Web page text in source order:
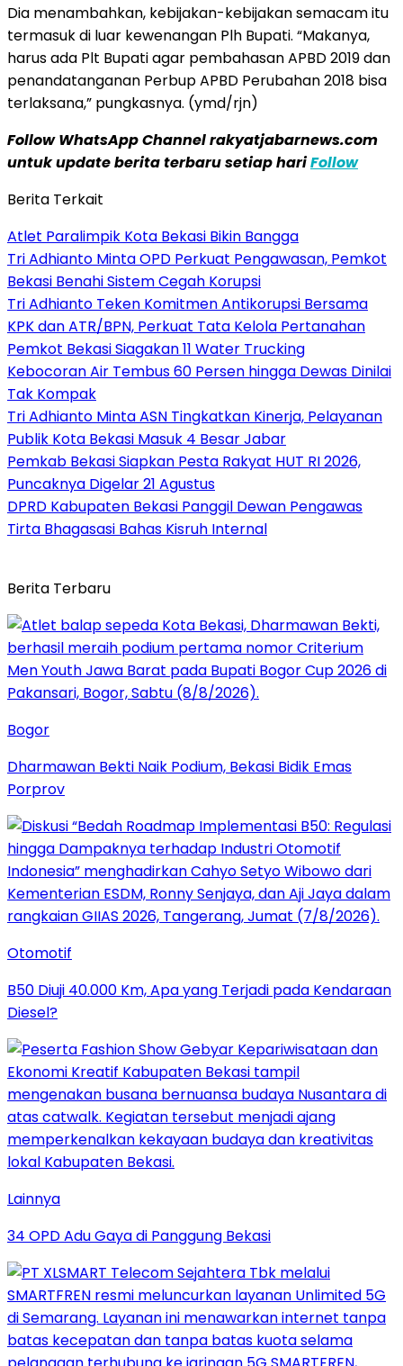
Dia menambahkan, kebijakan-kebijakan semacam itu
termasuk di luar kewenangan Plh Bupati. “Makanya,
harus ada Plt Bupati agar pembahasan APBD 2019 dan
penandatanganan Perbup APBD Perubahan 2018 bisa
terlaksana,” pungkasnya. (ymd/rjn)
Follow WhatsApp Channel rakyatjabarnews.com
untuk update berita terbaru setiap hariFollow
Berita Terkait
Atlet Paralimpik Kota Bekasi Bikin Bangga
Tri Adhianto Minta OPD Perkuat Pengawasan, Pemkot
Bekasi Benahi Sistem Cegah Korupsi
Tri Adhianto Teken Komitmen Antikorupsi Bersama
KPK dan ATR/BPN, Perkuat Tata Kelola Pertanahan
Pemkot Bekasi Siagakan 11 Water Trucking
Kebocoran Air Tembus 60 Persen hingga Dewas Dinilai
Tak Kompak
Tri Adhianto Minta ASN Tingkatkan Kinerja, Pelayanan
Publik Kota Bekasi Masuk 4 Besar Jabar
Pemkab Bekasi Siapkan Pesta Rakyat HUT RI 2026,
Puncaknya Digelar 21 Agustus
DPRD Kabupaten Bekasi Panggil Dewan Pengawas
Tirta Bhagasasi Bahas Kisruh Internal
Berita Terbaru
Bogor
Dharmawan Bekti Naik Podium, Bekasi Bidik Emas
Porprov
Otomotif
B50 Diuji 40.000 Km, Apa yang Terjadi pada Kendaraan
Diesel?
Lainnya
34 OPD Adu Gaya di Panggung Bekasi